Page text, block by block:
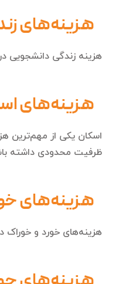
هزینه‌های
هزینه زندگی دانشجویی
هزینه‌های
اسکان یکی از مهم‌ترین
ظرفیت محدودی داشته
هزینه‌های
هزینه‌های خورد و خوراک